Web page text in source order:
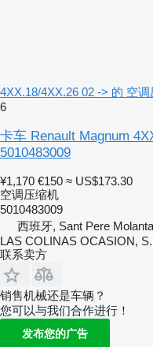
4XX.18/4XX.26 02 -> 的 空
6
卡车 Renault Magnum
5010483009
¥1,170 €150 ≈ US$173.30
空调压缩机
5010483009
西班牙, Sant Pere
LAS COLINAS OCASION,
联系卖方
销售机械还是车辆？
您可以与我们合作进行！
发布您的广告